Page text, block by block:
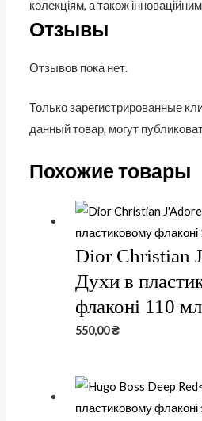
колекціям, а також
Отзывы
Отзывов пока нет.
Только зарегистрированные
данный товар, могут
Похожие товары
Dior Christian
Духи в
флаконі 110
550,00₴